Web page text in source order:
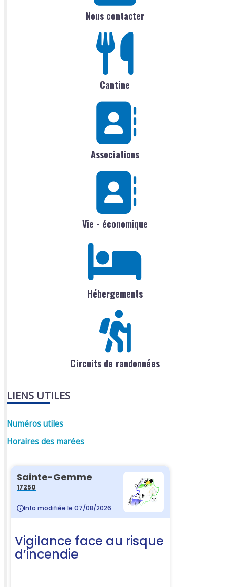
Nous contacter
Cantine
Associations
Vie - économique
Hébergements
Circuits de randonnées
LIENS UTILES
Numéros utiles
Horaires des marées